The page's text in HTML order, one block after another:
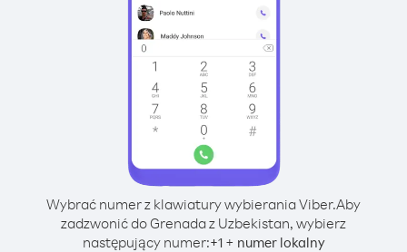
Wybrać numer z klawiatury wybierania Viber.Aby
zadzwonić do Grenada z Uzbekistan, wybierz
następujący numer:+1+ numer lokalny